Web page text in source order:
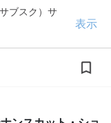
ブスク）サ
表示